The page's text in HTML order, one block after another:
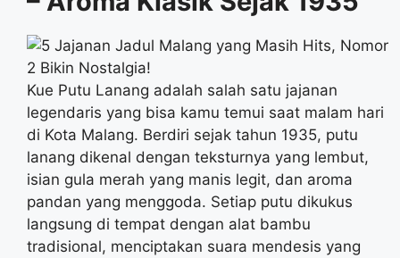
Kue Putu Lanang adalah salah satu jajanan
legendaris yang bisa kamu temui saat malam hari
di Kota Malang. Berdiri sejak tahun 1935, putu
lanang dikenal dengan teksturnya yang lembut,
isian gula merah yang manis legit, dan aroma
pandan yang menggoda. Setiap putu dikukus
langsung di tempat dengan alat bambu
tradisional, menciptakan suara mendesis yang